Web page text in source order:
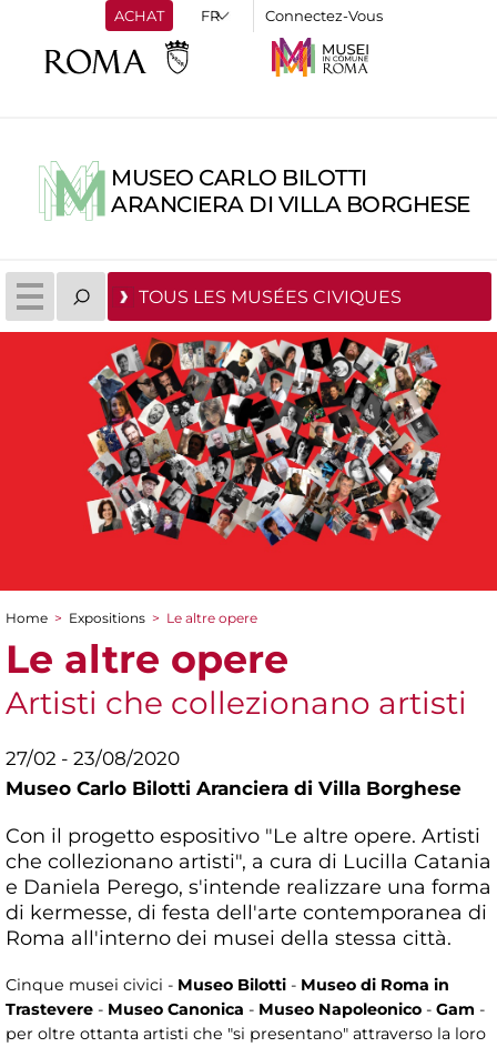
ACHAT Connectez-Vous
MUSEO CARLO BILOTTI
ARANCIERA DI VILLA BORGHESE
TOUS LES MUSÉES CIVIQUES
You are here
Home > Expositions > Le altre opere
Le altre opere
Artisti che collezionano artisti
27/02 - 23/08/2020
Museo Carlo Bilotti Aranciera di Villa Borghese
Con il progetto espositivo "Le altre opere. Artisti
che collezionano artisti", a cura di Lucilla Catania
e Daniela Perego, s'intende realizzare una forma
di kermesse, di festa dell'arte contemporanea di
Roma all'interno dei musei della stessa città.
Cinque musei civici - Museo Bilotti - Museo di Roma in
Trastevere - Museo Canonica - Museo Napoleonico - Gam -
per oltre ottanta artisti che "si presentano" attraverso la loro